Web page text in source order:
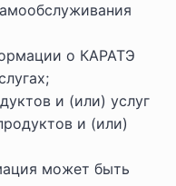
о КАРАТЭ
и (или) услуг
и (или)
может быть